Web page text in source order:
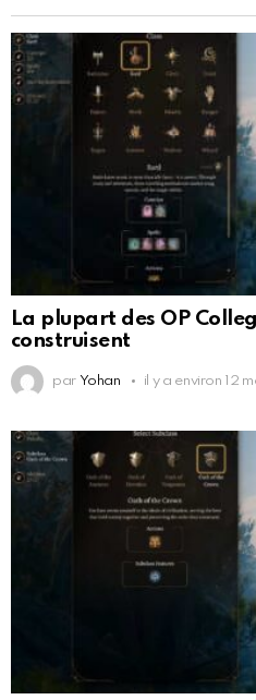
La plupart des OP
construisent
par Yohan il y a environ 12